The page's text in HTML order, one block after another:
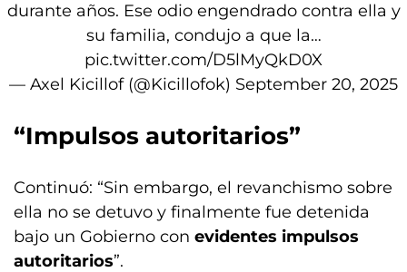
durante años. Ese odio engendrado contra ella y
su familia, condujo a que la…
pic.twitter.com/D5lMyQkD0X
— Axel Kicillof (@Kicillofok) September 20, 2025
“Impulsos autoritarios”
Continuó: “Sin embargo, el revanchismo sobre
ella no se detuvo y finalmente fue detenida
bajo un Gobierno con evidentes impulsos
autoritarios”.